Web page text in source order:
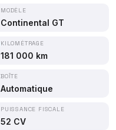
MODÈLE
Continental GT
KILOMÉTRAGE
181 000 km
BOÎTE
Automatique
PUISSANCE FISCALE
52 CV